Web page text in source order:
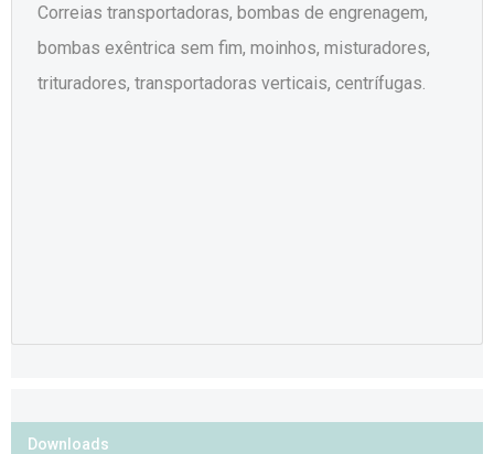
Correias transportadoras, bombas de engrenagem,
bombas exêntrica sem fim, moinhos, misturadores,
trituradores, transportadoras verticais, centrífugas.
Downloads